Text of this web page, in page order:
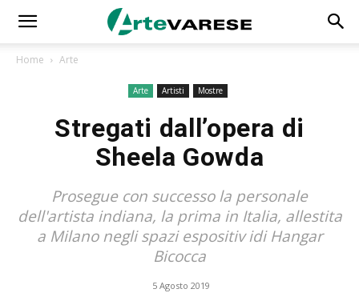
Home Arte
Arte Artisti Mostre
Stregati dall’opera di
Sheela Gowda
Prosegue con successo la personale
dell'artista indiana, la prima in Italia, allestita
a Milano negli spazi espositiv idi Hangar
Bicocca
5 Agosto 2019